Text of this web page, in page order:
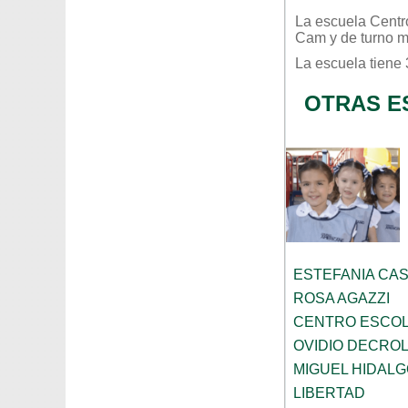
La escuela
Cam y de turno
La escuela tiene
OTRAS
ESTEFANIA
ROSA AGAZZI
CENTRO
OVIDIO
MIGUEL
LIBERTAD